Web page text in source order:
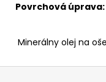
Povrchová úprava:
Minerálny olej na
Z